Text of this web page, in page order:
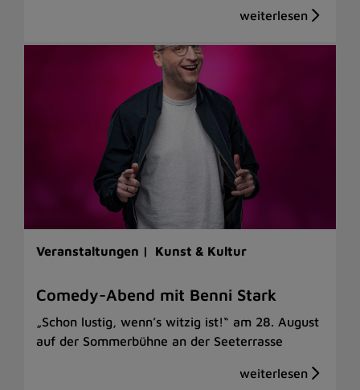
Veranstaltungen | Kunst & Kultur
Comedy-Abend mit Benni Stark
„Schon lustig, wenn’s witzig ist!“ am 28. August
auf der Sommerbühne an der Seeterrasse